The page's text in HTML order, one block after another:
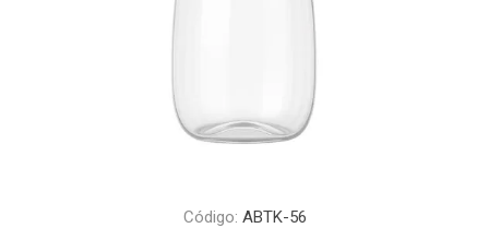
Código: ABTK-56